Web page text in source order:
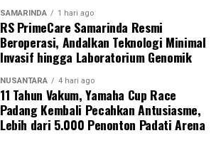
SAMARINDA 1 hari ago
RS PrimeCare Samarinda Resmi
Beroperasi, Andalkan Teknologi Minimal
Invasif hingga Laboratorium Genomik
NUSANTARA 4 hari ago
11 Tahun Vakum, Yamaha Cup Race
Padang Kembali Pecahkan Antusiasme,
Lebih dari 5.000 Penonton Padati Arena